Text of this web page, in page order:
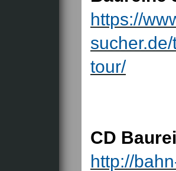
https://
tour/
CD
http://